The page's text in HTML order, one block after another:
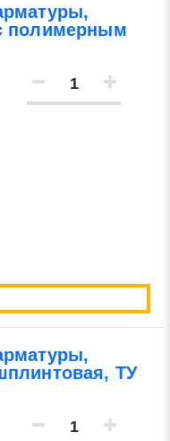
полимерным
ТУ